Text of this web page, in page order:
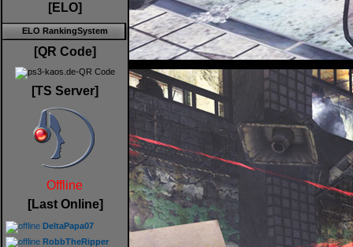
[ELO]
ELO RankingSystem
[QR Code]
[TS Server]
Offline
[Last Online]
DeltaPapa07
RobbTheRipper